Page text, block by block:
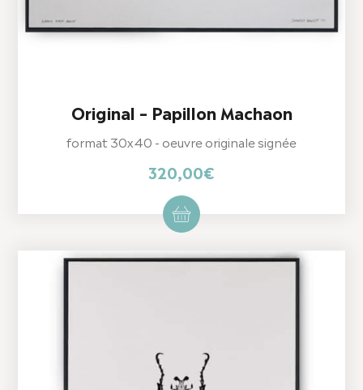
Original – Papillon Machaon
format 30x40 - oeuvre originale signée
320,00€